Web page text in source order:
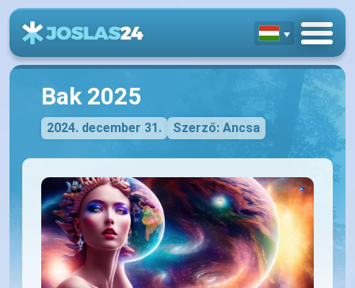
Bak 2025
2024. december 31. Szerző: Ancsa